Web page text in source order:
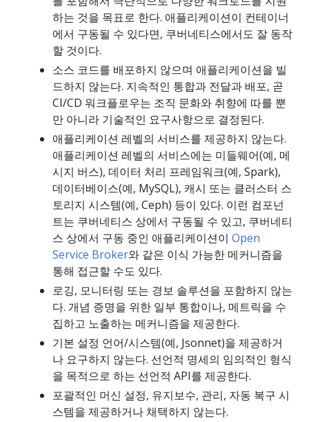
하는 것을 목표로 한다. 애플리케이션이 컨테이너
에서 구동될 수 있다면, 쿠버네티스에서도 잘 동작
할 것이다.
소스 코드를 배포하지 않으며 애플리케이션을 빌
드하지 않는다. 지속적인 통합과 전달과 배포, 곧
CI/CD 워크플로우는 조직 문화와 취향에 따를 뿐
만 아니라 기술적인 요구사항으로 결정된다.
애플리케이션 레벨의 서비스를 제공하지 않는다.
애플리케이션 레벨의 서비스에는 미들웨어(예, 메
시지 버스), 데이터 처리 프레임워크(예, Spark),
데이터베이스(예, MySQL), 캐시 또는 클러스터 스
토리지 시스템(예, Ceph) 등이 있다. 이런 컴포넌
트는 쿠버네티스 상에서 구동될 수 있고, 쿠버네티
스 상에서 구동 중인 애플리케이션이 Open
Service Broker와 같은 이식 가능한 메커니즘을
통해 접근할 수도 있다.
로깅, 모니터링 또는 경보 솔루션을 포함하지 않는
다. 개념 증명을 위한 일부 통합이나, 메트릭을 수
집하고 노출하는 메커니즘을 제공한다.
기본 설정 언어/시스템(예, Jsonnet)을 제공하거
나 요구하지 않는다. 선언적 명세의 임의적인 형식
을 목적으로 하는 선언적 API를 제공한다.
포괄적인 머신 설정, 유지보수, 관리, 자동 복구 시
스템을 제공하거나 채택하지 않는다.